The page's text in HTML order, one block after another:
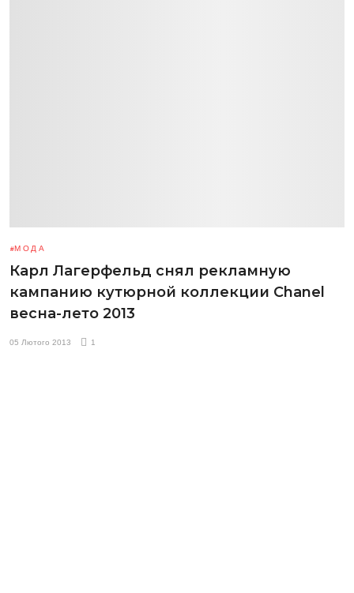
МОДА
Карл Лагерфельд снял рекламную
кампанию кутюрной коллекции Chanel
весна-лето 2013
05 Лютого 2013 1